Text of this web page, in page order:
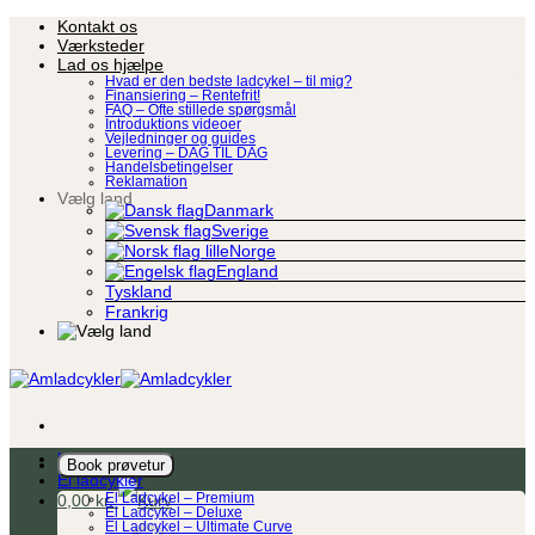
Fortsæt
indhold
Kontakt os
Værksteder
Lad os hjælpe
Hvad er den bedste ladcykel – til mig?
Finansiering – Rentefrit!
FAQ – Ofte stillede spørgsmål
Introduktions videoer
Vejledninger og guides
Levering – DAG TIL DAG
Handelsbetingelser
Reklamation
Vælg land
Danmark
Sverige
Norge
England
Tyskland
Frankrig
Book prøvetur
0,00kr.
Ladcykel
El ladcykler
El Ladcykel – Premium
El Ladcykel – Deluxe
El Ladcykel – Ultimate Curve